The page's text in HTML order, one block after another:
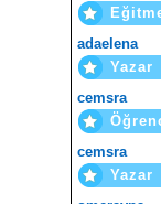
adaelena
Yazar
cemsra
cemsra
Yazar